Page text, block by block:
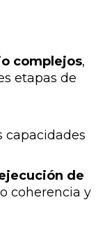
complejos,
etapas de
capacidades
de
coherencia y